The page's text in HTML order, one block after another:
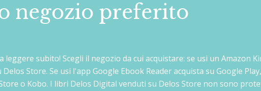
negozio preferito
subito! Scegli il negozio da cui acquistare: se usi un Amazon
Store. Se usi l'app Google Ebook Reader acquista su Google
o Kobo. I libri Delos Digital venduti su Delos Store non sono